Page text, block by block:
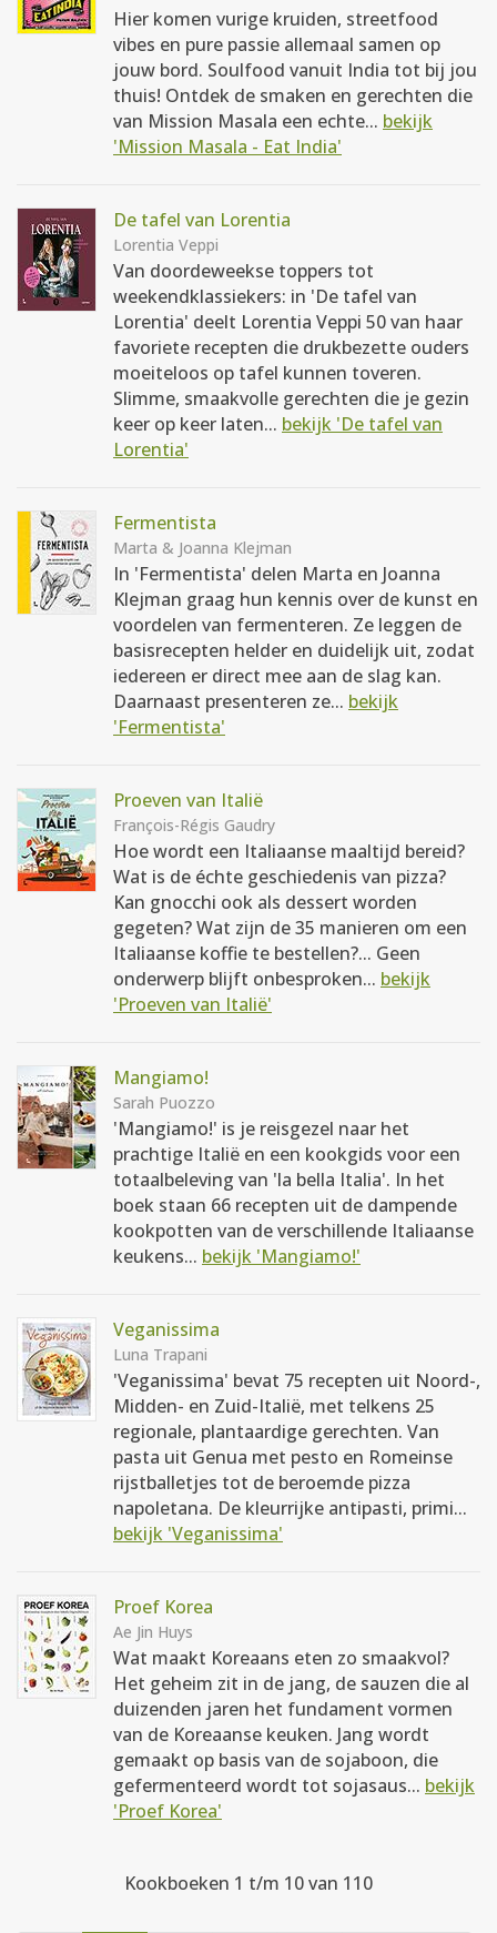
Hier komen vurige kruiden, streetfood
vibes en pure passie allemaal samen op
jouw bord. Soulfood vanuit India tot bij jou
thuis! Ontdek de smaken en gerechten die
van Mission Masala een echte... bekijk
'Mission Masala - Eat India'
De tafel van Lorentia
Lorentia Veppi
Van doordeweekse toppers tot
weekendklassiekers: in 'De tafel van
Lorentia' deelt Lorentia Veppi 50 van haar
favoriete recepten die drukbezette ouders
moeiteloos op tafel kunnen toveren.
Slimme, smaakvolle gerechten die je gezin
keer op keer laten... bekijk 'De tafel van
Lorentia'
Fermentista
Marta & Joanna Klejman
In 'Fermentista' delen Marta en Joanna
Klejman graag hun kennis over de kunst en
voordelen van fermenteren. Ze leggen de
basisrecepten helder en duidelijk uit, zodat
iedereen er direct mee aan de slag kan.
Daarnaast presenteren ze... bekijk
'Fermentista'
Proeven van Italië
François-Régis Gaudry
Hoe wordt een Italiaanse maaltijd bereid?
Wat is de échte geschiedenis van pizza?
Kan gnocchi ook als dessert worden
gegeten? Wat zijn de 35 manieren om een
Italiaanse koffie te bestellen?... Geen
onderwerp blijft onbesproken... bekijk
'Proeven van Italië'
Mangiamo!
Sarah Puozzo
'Mangiamo!' is je reisgezel naar het
prachtige Italië en een kookgids voor een
totaalbeleving van 'la bella Italia'. In het
boek staan 66 recepten uit de dampende
kookpotten van de verschillende Italiaanse
keukens... bekijk 'Mangiamo!'
Veganissima
Luna Trapani
'Veganissima' bevat 75 recepten uit Noord-,
Midden- en Zuid-Italië, met telkens 25
regionale, plantaardige gerechten. Van
pasta uit Genua met pesto en Romeinse
rijstballetjes tot de beroemde pizza
napoletana. De kleurrijke antipasti, primi...
bekijk 'Veganissima'
Proef Korea
Ae Jin Huys
Wat maakt Koreaans eten zo smaakvol?
Het geheim zit in de jang, de sauzen die al
duizenden jaren het fundament vormen
van de Koreaanse keuken. Jang wordt
gemaakt op basis van de sojaboon, die
gefermenteerd wordt tot sojasaus... bekijk
'Proef Korea'
Kookboeken 1 t/m 10 van 110